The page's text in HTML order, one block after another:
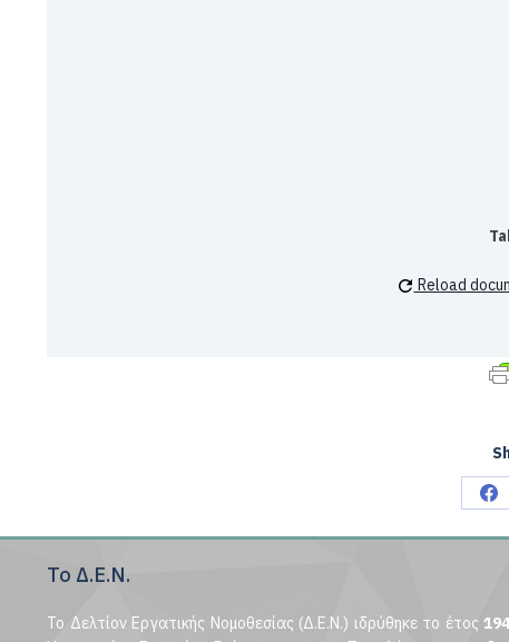
Reload
on
Το Δ.Ε.Ν.
Το Δελτίον Εργατικής Νομοθεσίας (Δ.Ε.Ν.) ιδρύθηκε το έτος